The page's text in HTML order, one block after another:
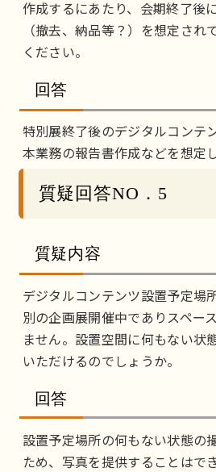
作成するにあたり、会期終了後
（撤去、納品等？）を想定され
ください。
回答
特別展終了後のデジタルコンテ
本業務の報告書作成などを想定
質疑回答NO．5
質疑内容
デジタルコンテンツ設置予定場
別の企画展開催中でありスペー
ません。設置空間に何もない状
いただけるのでしょうか。
回答
設置予定場所の何もない状態の
ため、写真を提供することはで